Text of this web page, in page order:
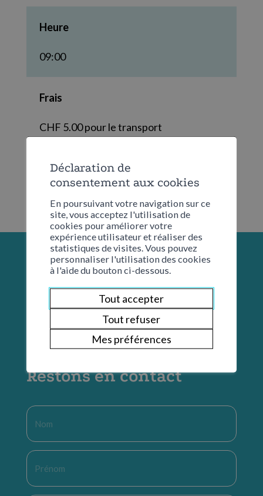
Heure
09:00
Frais
CHF 5.00 pour le transport
Restons en contact
Nom
Prénom
Déclaration de
consentement aux cookies
En poursuivant votre navigation sur ce
site, vous acceptez l'utilisation de
cookies pour améliorer votre
expérience utilisateur et réaliser des
statistiques de visites. Vous pouvez
personnaliser l'utilisation des cookies
à l'aide du bouton ci-dessous.
Tout accepter
Tout refuser
Mes préférences